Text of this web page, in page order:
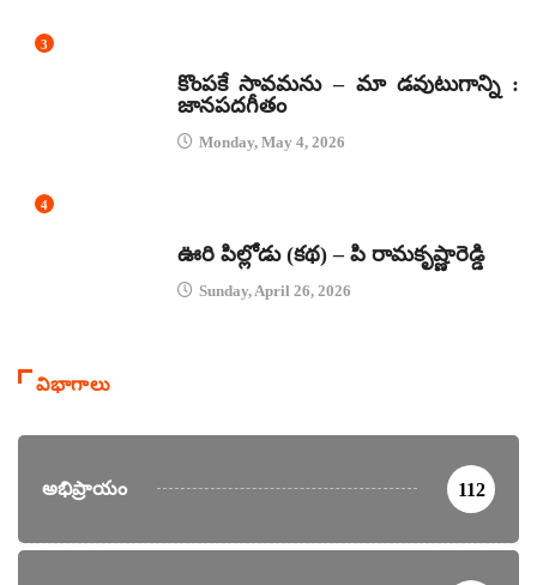
3
కొంపకే సావమను – మా డవుటుగాన్ని :
జానపదగీతం
Monday, May 4, 2026
4
ఊరి పిల్లోడు (కథ) – పి రామకృష్ణారెడ్డి
Sunday, April 26, 2026
విభాగాలు
అభిప్రాయం 112